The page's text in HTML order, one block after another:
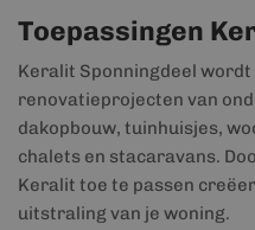
Toepassingen
Keralit Sponningdeel
renovatieprojecten van
dakopbouw, tuinhuisjes,
chalets en stacaravans.
Keralit toe te passen
uitstraling van je woning.